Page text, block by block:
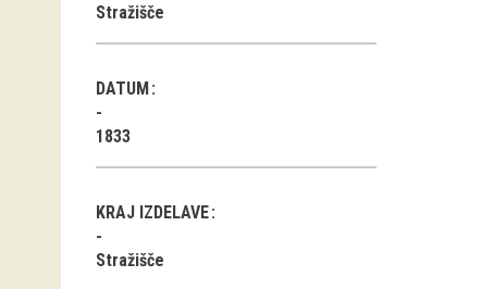
Stražišče
DATUM
1833
KRAJ IZDELAVE
Stražišče